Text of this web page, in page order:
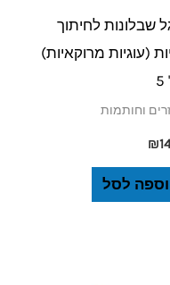
שבלונות לחיתוך
(עוגיות מרוקאיות)
וחותמות
₪
לסל